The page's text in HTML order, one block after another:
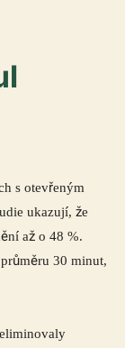
s otevřeným
ukazují, že
až o 48 %.
30 minut,